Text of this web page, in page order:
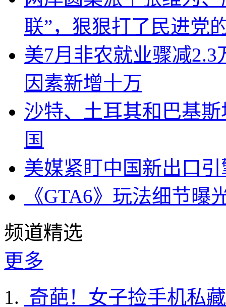
联”，狠狠打了民进党
美7月非农就业骤减
因素新增十万
沙特、土耳其和巴基
国
美媒紧盯中国新出口
《GTA6》玩法细节
频道精选
更多
奇葩！女子捡手机私